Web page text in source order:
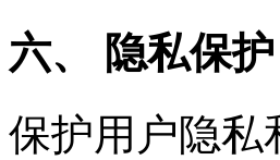
六、 隐私保护
保护用户隐私